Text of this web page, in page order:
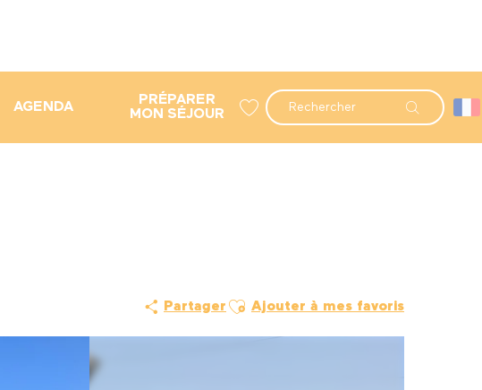
Recherche
AGENDA
PRÉPARER
MON SÉJOUR
Partager Ajouter aux favoris
Ajouter à mes favoris